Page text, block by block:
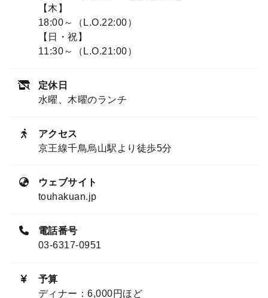
【木】
18:00～（L.O.22:00）
【日・祝】
11:30～（L.O.21:00）
定休日
水曜、木曜のランチ
アクセス
京王線千鳥烏山駅より徒歩5分
ウェブサイト
touhakuan.jp
電話番号
03-6317-0951
予算
ディナー：6,000円ほど